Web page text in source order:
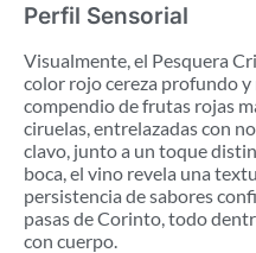
Perfil Sensorial
Visualmente, el Pesquera
color rojo cereza profundo y
compendio de frutas rojas
ciruelas, entrelazadas con
clavo, junto a un toque
boca, el vino revela una
persistencia de sabores
pasas de Corinto, todo
con cuerpo.